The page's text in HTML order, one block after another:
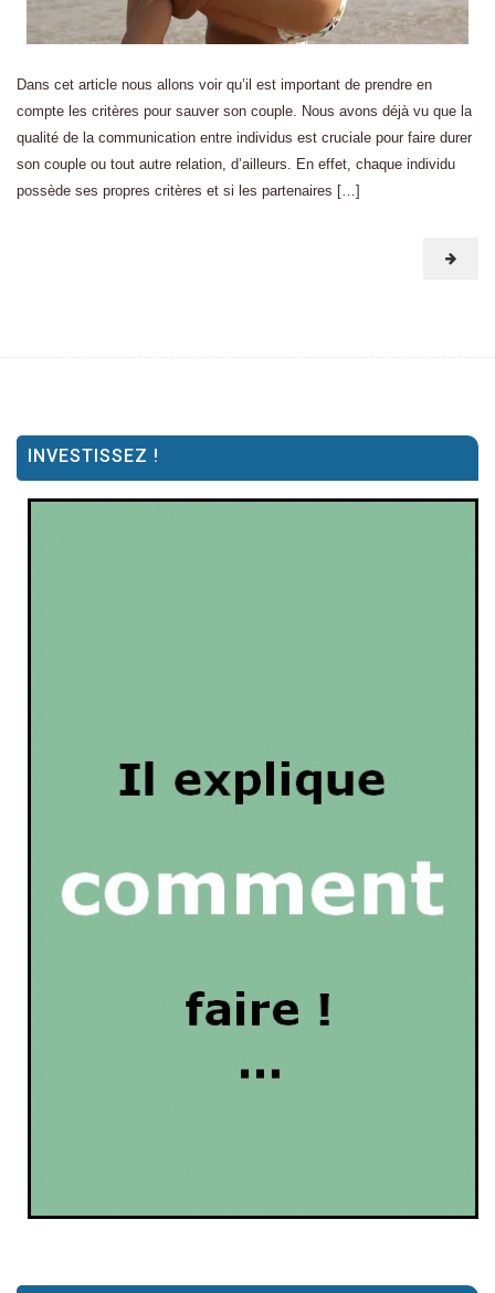
Dans cet article nous allons voir qu’il est important de prendre en
compte les critères pour sauver son couple. Nous avons déjà vu que la
qualité de la communication entre individus est cruciale pour faire durer
son couple ou tout autre relation, d’ailleurs. En effet, chaque individu
possède ses propres critères et si les partenaires […]
INVESTISSEZ !